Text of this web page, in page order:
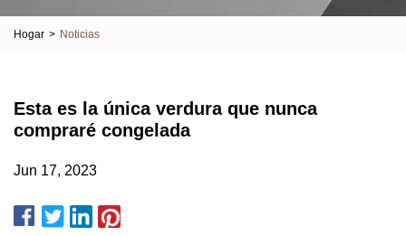
Hogar > Noticias
Esta es la única verdura que nunca
compraré congelada
Jun 17, 2023